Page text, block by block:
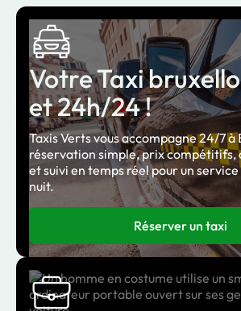
Votre Taxi
et 24h/24 !
Taxis Verts vous accompagne 24/7 à
réservation simple, prix compétitifs,
et suivi en temps réel pour un
nuit.
Réserver un taxi